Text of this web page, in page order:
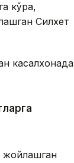
кўра,
Силхет
касалхонада
жойлашган